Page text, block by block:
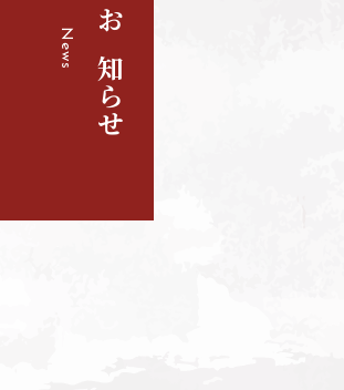
お知らせ
News